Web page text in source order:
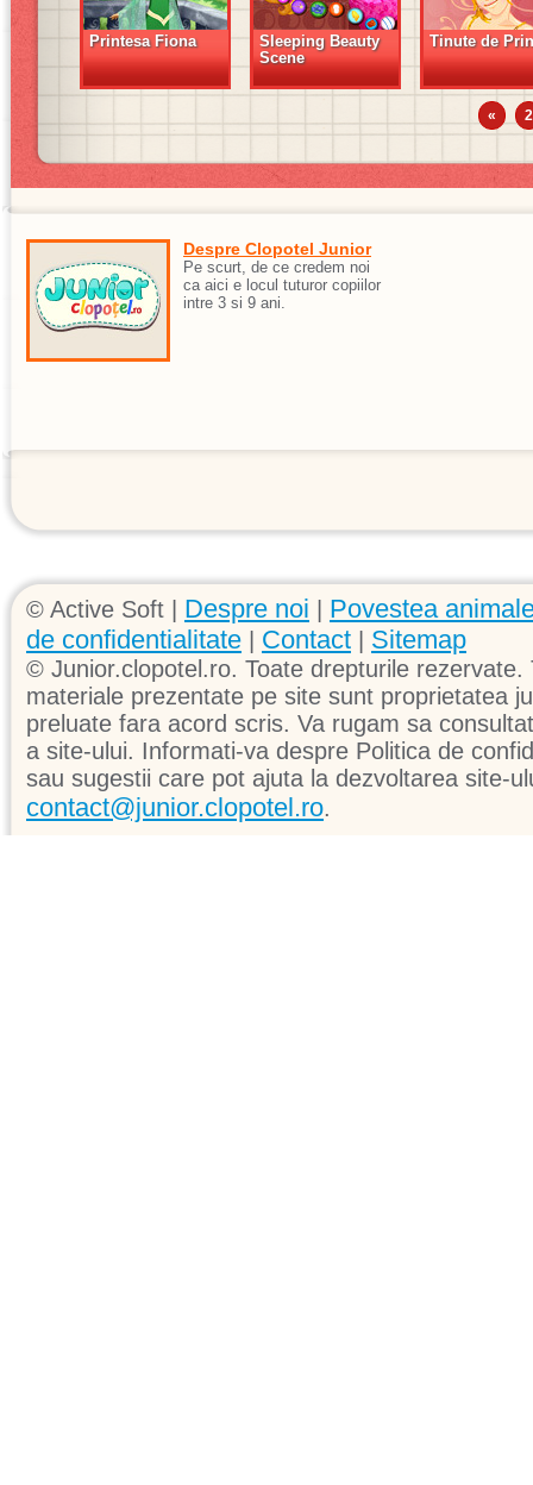
Printesa Fiona
Sleeping Beauty
Scene
Tinute de
« 2
Despre Clopotel Junior
Pe scurt, de ce credem noi
ca aici e locul tuturor copiilor
intre 3 si 9 ani.
© Active Soft | Despre noi
Povestea
de confidentialitate
Contact Sitemap
© Junior.clopotel.ro. Toate drepturile
materiale prezentate pe site sunt proprietatea
preluate fara acord scris. Va rugam sa
a site-ului. Informati-va despre Politica de
sau sugestii care pot ajuta la dezvoltarea site-
contact@junior.clopotel.ro.